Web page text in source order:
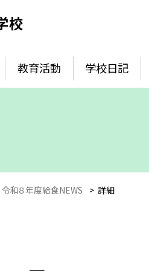
校
教育活動 学校日記
令和８年度給食NEWS > 詳細